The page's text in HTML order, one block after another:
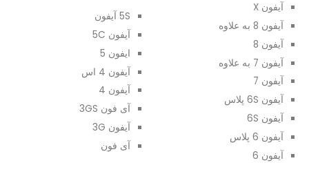
آیفون X
آیفون 8 به علاوه
آیفون 8
آیفون 7 به علاوه
آیفون 7
آیفون 6S پلاس
آیفون 6S
آیفون 6 پلاس
آیفون 6
5S آیفون
آیفون 5C
ایفون 5
آیفون 4 اس
آیفون 4
آی فون 3GS
آیفون 3G
آی فون